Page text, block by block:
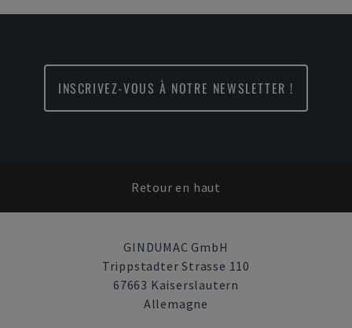
INSCRIVEZ-VOUS À NOTRE NEWSLETTER !
Retour en haut
GINDUMAC GmbH
Trippstadter Strasse 110
67663 Kaiserslautern
Allemagne